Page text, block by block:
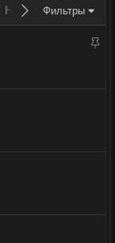
Новое Без
Фильтры
З